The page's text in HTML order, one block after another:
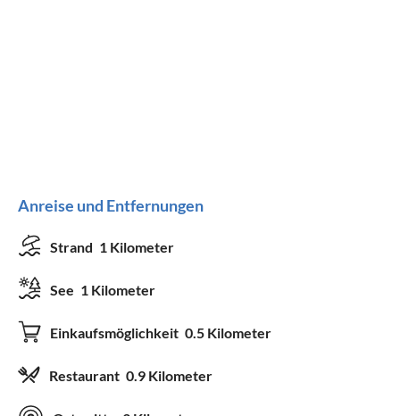
Anreise und Entfernungen
Strand 1 Kilometer
See 1 Kilometer
Einkaufsmöglichkeit 0.5 Kilometer
Restaurant 0.9 Kilometer